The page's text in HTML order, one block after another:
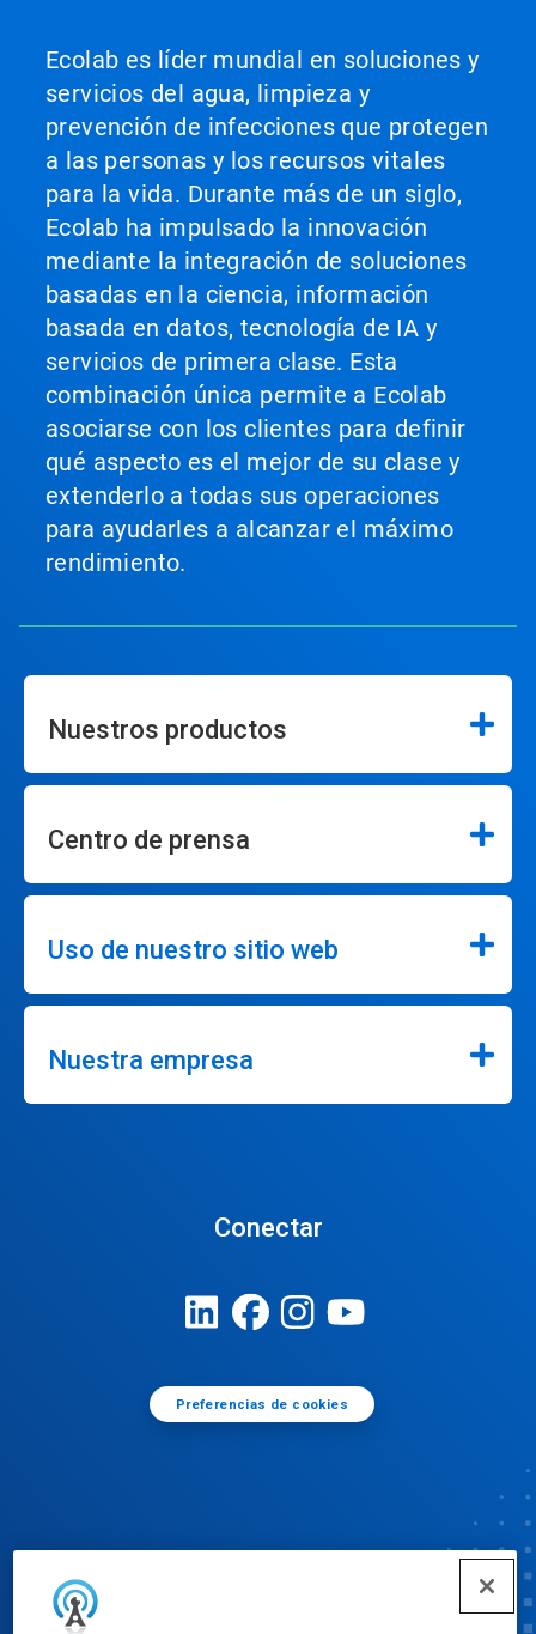
Ecolab es líder mundial en soluciones y
servicios del agua, limpieza y
prevención de infecciones que protegen
a las personas y los recursos vitales
para la vida. Durante más de un siglo,
Ecolab ha impulsado la innovación
mediante la integración de soluciones
basadas en la ciencia, información
basada en datos, tecnología de IA y
servicios de primera clase. Esta
combinación única permite a Ecolab
asociarse con los clientes para definir
qué aspecto es el mejor de su clase y
extenderlo a todas sus operaciones
para ayudarles a alcanzar el máximo
rendimiento.
Nuestros productos
Centro de prensa
Uso de nuestro sitio web
Nuestra empresa
Conectar
Preferencias de cookies